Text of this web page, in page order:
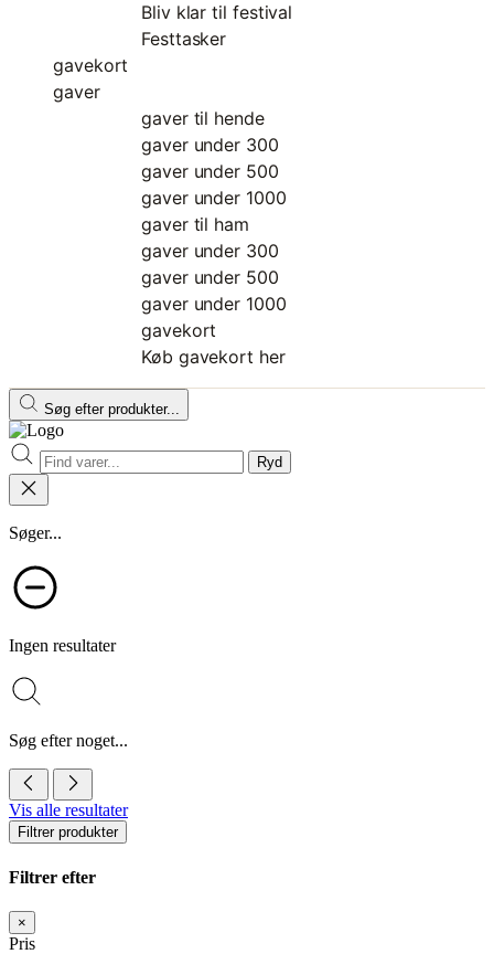
Bliv klar til festival
Festtasker
gavekort
gaver
gaver til hende
gaver under 300
gaver under 500
gaver under 1000
gaver til ham
gaver under 300
gaver under 500
gaver under 1000
gavekort
Køb gavekort her
Søg efter produkter...
Ryd
Søger...
Ingen resultater
Søg efter noget...
Vis alle resultater
Filtrer produkter
Filtrer efter
×
Pris